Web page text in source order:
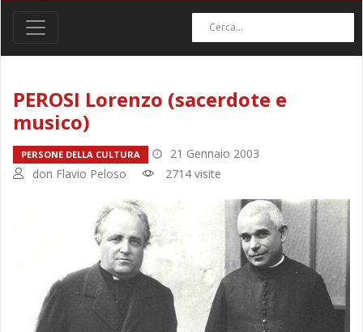
PEROSI Lorenzo (sacerdote e
musico)
PERSONE DELLA CULTURA
21 Gennaio 2003
don Flavio Peloso
2714 visite